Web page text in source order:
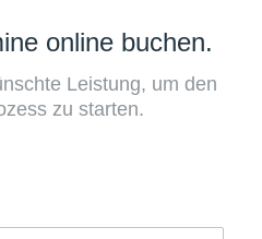
online buchen.
Leistung, um den
zu starten.